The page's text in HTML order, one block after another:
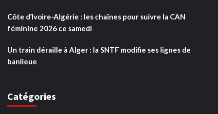
Côte d’Ivoire-Algérie : les chaînes pour suivre la CAN
féminine 2026 ce samedi
Un train déraille à Alger : la SNTF modifie ses lignes de
banlieue
Catégories